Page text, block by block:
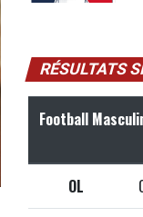
RÉSULTATS
Football
OL